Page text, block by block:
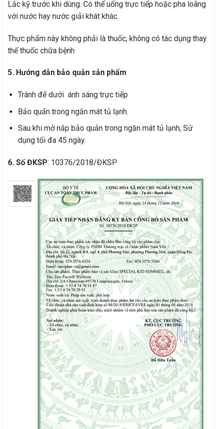
Lắc kỹ trước khi dùng. Có thể uống trực tiếp hoặc pha loãng
với nước hay nước giải khát khác.
Thực phẩm này không phải là thuốc, không có tác dụng thay
thế thuốc chữa bệnh
5. Hướng dẫn bảo quản sản phẩm
Tránh để dưới ánh sáng trực tiếp
Bảo quản trong ngăn mát tủ lạnh.
Sau khi mở nắp bảo quản trong ngăn mát tủ lạnh; Sử
dụng tối đa 45 ngày.
6. Số ĐKSP: 10376/2018/ĐKSP